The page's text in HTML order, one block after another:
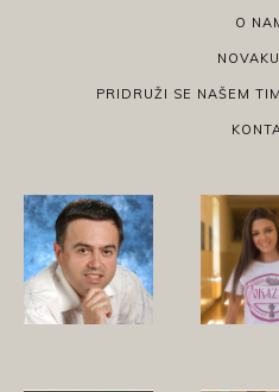
O
PRIDRUŽI SE NAŠEM